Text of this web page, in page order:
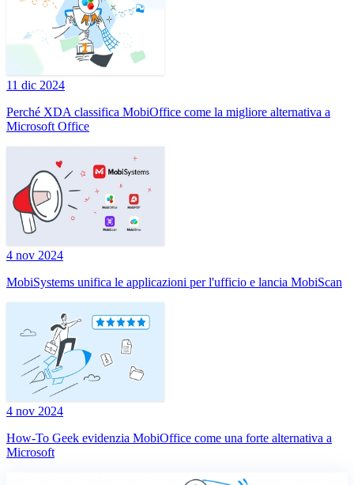
11 dic 2024
Perché XDA classifica MobiOffice come la migliore alternativa a
Microsoft Office
4 nov 2024
MobiSystems unifica le applicazioni per l'ufficio e lancia MobiScan
4 nov 2024
How-To Geek evidenzia MobiOffice come una forte alternativa a
Microsoft